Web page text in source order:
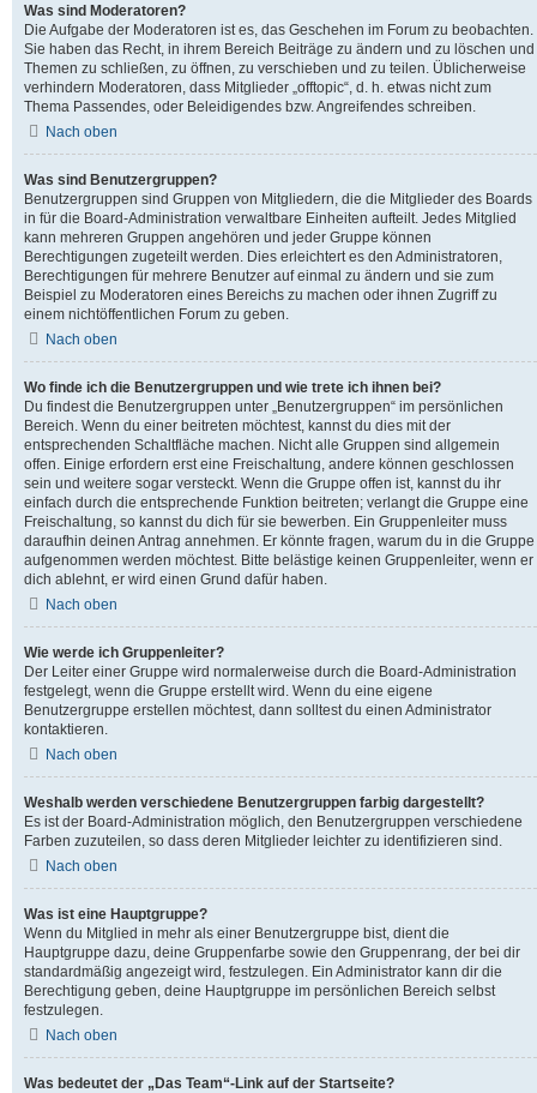
Was sind Moderatoren?
Die Aufgabe der Moderatoren ist es, das Geschehen im Forum zu beobachten.
Sie haben das Recht, in ihrem Bereich Beiträge zu ändern und zu löschen und
Themen zu schließen, zu öffnen, zu verschieben und zu teilen. Üblicherweise
verhindern Moderatoren, dass Mitglieder „offtopic“, d. h. etwas nicht zum
Thema Passendes, oder Beleidigendes bzw. Angreifendes schreiben.
Nach oben
Was sind Benutzergruppen?
Benutzergruppen sind Gruppen von Mitgliedern, die die Mitglieder des Boards
in für die Board-Administration verwaltbare Einheiten aufteilt. Jedes Mitglied
kann mehreren Gruppen angehören und jeder Gruppe können
Berechtigungen zugeteilt werden. Dies erleichtert es den Administratoren,
Berechtigungen für mehrere Benutzer auf einmal zu ändern und sie zum
Beispiel zu Moderatoren eines Bereichs zu machen oder ihnen Zugriff zu
einem nichtöffentlichen Forum zu geben.
Nach oben
Wo finde ich die Benutzergruppen und wie trete ich ihnen bei?
Du findest die Benutzergruppen unter „Benutzergruppen“ im persönlichen
Bereich. Wenn du einer beitreten möchtest, kannst du dies mit der
entsprechenden Schaltfläche machen. Nicht alle Gruppen sind allgemein
offen. Einige erfordern erst eine Freischaltung, andere können geschlossen
sein und weitere sogar versteckt. Wenn die Gruppe offen ist, kannst du ihr
einfach durch die entsprechende Funktion beitreten; verlangt die Gruppe eine
Freischaltung, so kannst du dich für sie bewerben. Ein Gruppenleiter muss
daraufhin deinen Antrag annehmen. Er könnte fragen, warum du in die Gruppe
aufgenommen werden möchtest. Bitte belästige keinen Gruppenleiter, wenn er
dich ablehnt, er wird einen Grund dafür haben.
Nach oben
Wie werde ich Gruppenleiter?
Der Leiter einer Gruppe wird normalerweise durch die Board-Administration
festgelegt, wenn die Gruppe erstellt wird. Wenn du eine eigene
Benutzergruppe erstellen möchtest, dann solltest du einen Administrator
kontaktieren.
Nach oben
Weshalb werden verschiedene Benutzergruppen farbig dargestellt?
Es ist der Board-Administration möglich, den Benutzergruppen verschiedene
Farben zuzuteilen, so dass deren Mitglieder leichter zu identifizieren sind.
Nach oben
Was ist eine Hauptgruppe?
Wenn du Mitglied in mehr als einer Benutzergruppe bist, dient die
Hauptgruppe dazu, deine Gruppenfarbe sowie den Gruppenrang, der bei dir
standardmäßig angezeigt wird, festzulegen. Ein Administrator kann dir die
Berechtigung geben, deine Hauptgruppe im persönlichen Bereich selbst
festzulegen.
Nach oben
Was bedeutet der „Das Team“-Link auf der Startseite?